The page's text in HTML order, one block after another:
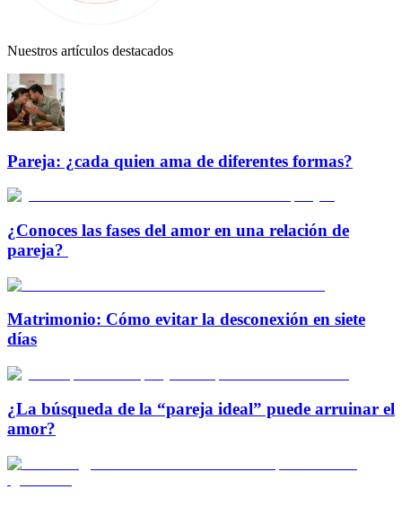
Nuestros artículos destacados
Pareja: ¿cada quien ama de diferentes formas?
¿Conoces las fases del amor en una relación de
pareja?
Matrimonio: Cómo evitar la desconexión en siete
días
¿La búsqueda de la “pareja ideal” puede arruinar el
amor?